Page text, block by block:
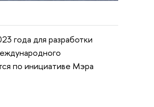
года для разработки
по инициативе Мэра